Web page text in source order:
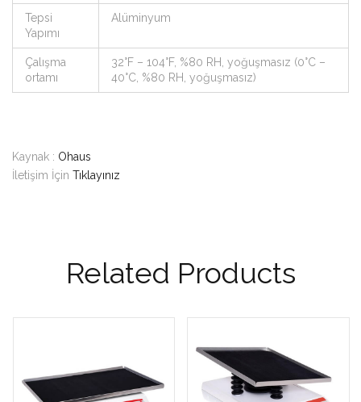
Tepsi
Yapımı
Alüminyum
Çalışma
ortamı
32°F – 104°F, %80 RH, yoğuşmasız (0°C –
40°C, %80 RH, yoğuşmasız)
Kaynak : Ohaus
İletişim İçin Tıklayınız
Related Products